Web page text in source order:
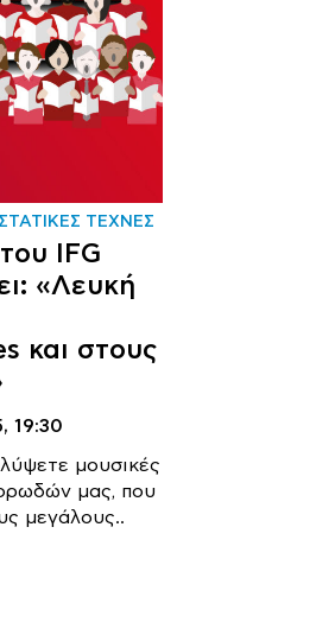
ΤΕΧΝΕΣ
IFG
«Λευκή
και στους
19:30
μουσικές
μας, που
μεγάλους..